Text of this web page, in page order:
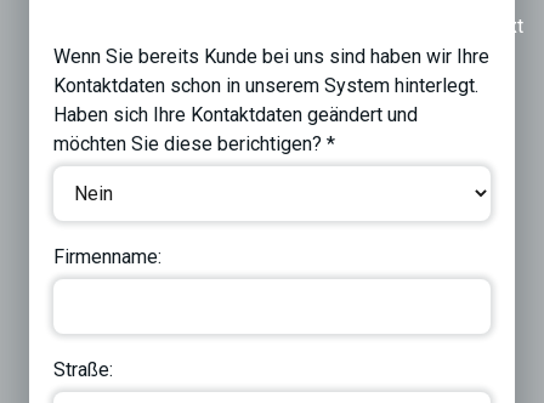
Next
Wenn Sie bereits Kunde bei uns sind haben wir Ihre
Kontaktdaten schon in unserem System hinterlegt.
Haben sich Ihre Kontaktdaten geändert und
möchten Sie diese berichtigen? *
Firmenname:
Straße: